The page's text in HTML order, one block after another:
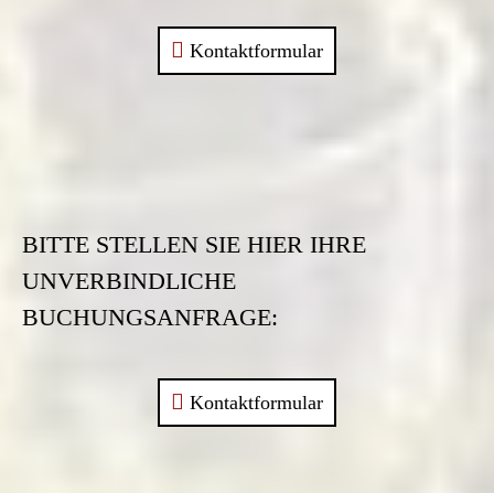
Kontaktformular
BITTE STELLEN SIE HIER IHRE
UNVERBINDLICHE
BUCHUNGSANFRAGE:
Kontaktformular